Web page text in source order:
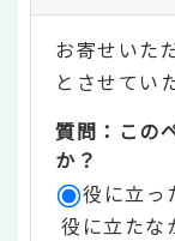
テ
ン
ツ
評
価
お寄せいた
とさせてい
質問：この
か？
役に立っ
役に立たな